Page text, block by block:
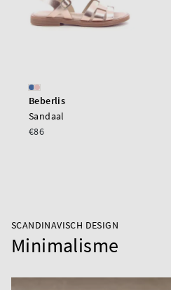
Beberlis
Sandaal
€86
SCANDINAVISCH DESIGN
Minimalisme